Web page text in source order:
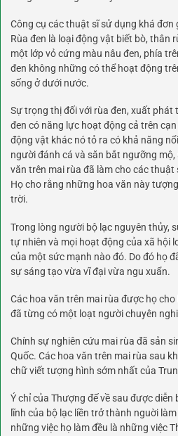
Công cụ các thuật sĩ sử dụng khá đơn
Rùa đen là loại động vật biết bò, thân
một lớp vỏ cứng màu nâu đen, phía
đen không những có thể hoạt động
sống ở dưới nước.
Sự trọng thị đối với rùa đen, xuất phát
đen có năng lực hoạt động cả trên
động vật khác nó tỏ ra có khả năng
người đánh cá và săn bắt ngưỡng
văn trên mai rùa đã làm cho các
Họ cho rằng những hoa văn này
trời.
Trong lòng người bộ lạc nguyên thủy,
tự nhiên và mọi hoạt động của xã hội
của một sức mạnh nào đó. Do đó họ
sự sáng tạo vừa vĩ đại vừa ngu xuẩn.
Các hoa văn trên mai rùa được họ
đã từng có một loạt người chuyên
Chính sự nghiên cứu mai rùa đã sản
Quốc. Các hoa văn trên mai rùa sau
chữ viết tượng hình sớm nhất của
Ý chỉ của Thượng đế về sau được diễn
lĩnh của bộ lạc liền trở thành nguời
những việc họ làm đều là những việc